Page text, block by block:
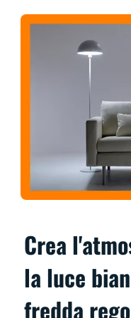
Crea
la luce
fredda